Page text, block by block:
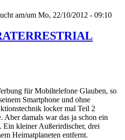
am/um Mo, 22/10/2012 - 09:10
für Mobiltelefone Glauben, so
Smartphone und ohne
locker mal Teil 2
Aber damals war das ja schon ein
kleiner Außerirdischer, drei
Heimatplaneten entfernt.